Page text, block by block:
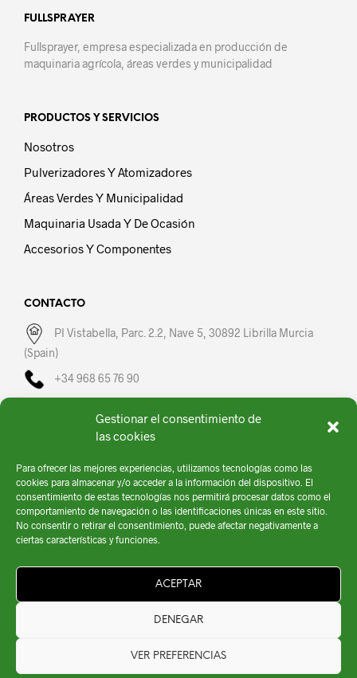
Gestionar el consentimiento de
las cookies
Para ofrecer las mejores experiencias, utilizamos tecnologías como las
cookies para almacenar y/o acceder a la información del dispositivo. El
consentimiento de estas tecnologías nos permitirá procesar datos como el
comportamiento de navegación o las identificaciones únicas en este sitio.
No consentir o retirar el consentimiento, puede afectar negativamente a
ciertas características y funciones.
ACEPTAR
DENEGAR
VER PREFERENCIAS
FULLSPRAYER
Fullsprayer, empresa especializada en producción de
maquinaria agrícola, áreas verdes y municipalidad
PRODUCTOS Y SERVICIOS
Nosotros
Pulverizadores Y Atomizadores
Áreas Verdes Y Municipalidad
Maquinaria Usada Y De Ocasión
Accesorios Y Componentes
CONTACTO
PI Vistabella, Parc. 2.2, Nave 5, 30892 Librilla Murcia
(Spain)
+34 968 65 76 90
L-V: 08:00 – 16:00
Fullsprayer © 2020 | Todos los Derechos Reservados |
Política de privacidad|Política de Cookies|Aviso Legal|
Diseño porComga